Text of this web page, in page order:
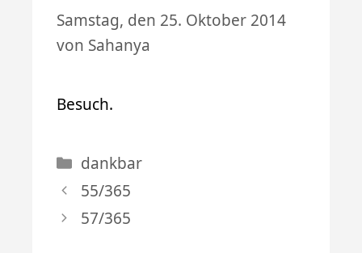
Samstag, den 25. Oktober 2014
von Sahanya
Besuch.
Kategorien
dankbar
55/365
57/365